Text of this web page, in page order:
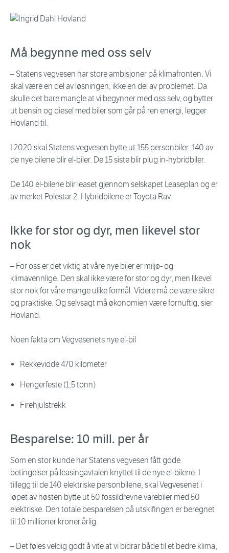
Må begynne med oss selv
– Statens vegvesen har store ambisjoner på klimafronten. Vi
skal være en del av løsningen, ikke en del av problemet. Da
skulle det bare mangle at vi begynner med oss selv, og bytter
ut bensin og diesel med biler som går på ren energi, legger
Hovland til.
I 2020 skal Statens vegvesen bytte ut 155 personbiler. 140 av
de nye bilene blir el-biler. De 15 siste blir plug in-hybridbiler.
De 140 el-bilene blir leaset gjennom selskapet Leaseplan og er
av merket Polestar 2. Hybridbilene er Toyota Rav.
Ikke for stor og dyr, men likevel stor
nok
– For oss er det viktig at våre nye biler er miljø- og
klimavennlige. Den skal ikke være for stor og dyr, men likevel
stor nok for våre mange ulike formål. Videre må de være sikre
og praktiske. Og selvsagt må økonomien være fornuftig, sier
Hovland.
Noen fakta om Vegvesenets nye el-bil
Rekkevidde 470 kilometer
Hengerfeste (1,5 tonn)
Firehjulstrekk
Besparelse: 10 mill. per år
Som en stor kunde har Statens vegvesen fått gode
betingelser på leasingavtalen knyttet til de nye el-bilene. I
tillegg til de 140 elektriske personbilene, skal Vegvesenet i
løpet av høsten bytte ut 50 fossildrevne varebiler med 50
elektriske. Den totale besparelsen på utskifingen er beregnet
til 10 millioner kroner årlig.
– Det føles veldig godt å vite at vi bidrar både til et bedre klima,